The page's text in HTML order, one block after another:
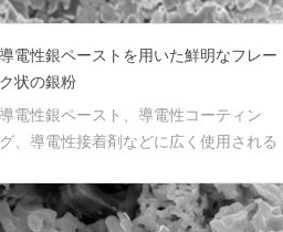
導電性銀ペーストを用いた鮮明なフレー
ク状の銀粉
導電性銀ペースト、導電性コーティン
グ、導電性接着剤などに広く使用される